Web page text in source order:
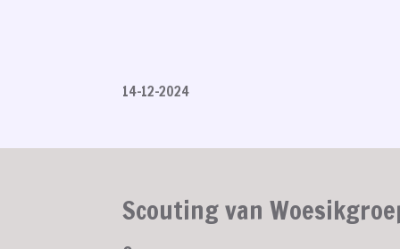
14-12-2024
Scouting van